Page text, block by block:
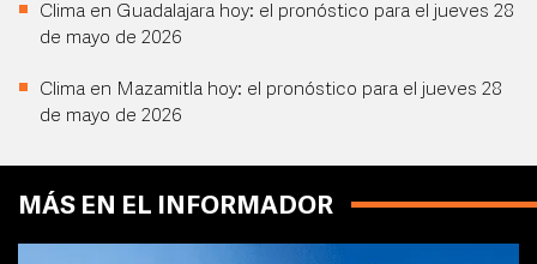
Clima en Guadalajara hoy: el pronóstico para el jueves 28
de mayo de 2026
Clima en Mazamitla hoy: el pronóstico para el jueves 28
de mayo de 2026
MÁS EN EL INFORMADOR